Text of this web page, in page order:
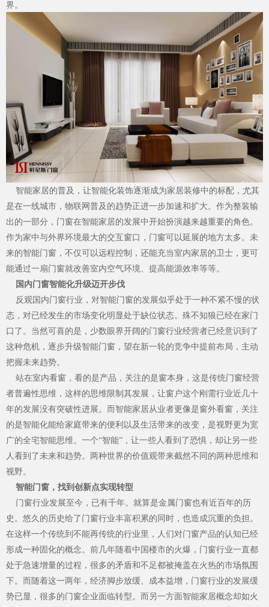
加盟投资
品质服务
品牌资讯
Hennissy海外官网
界。
智能家居的普及，让智能化装饰逐渐成为家居装修中的标配，尤其
是在一线城市，物联网普及的趋势正进一步加速和扩大。作为整装输
出的一部分，门窗在智能家居的发展中开始扮演越来越重要的角色。
作为家中与外界环境最大的交互窗口，门窗可以延展的地方太多。未
来的智能门窗，不仅可以远程控制，还能充当室内家居的卫士，更可
能通过一扇门窗就改善室内空气环境、提高能源效率等等。
国内门窗智能化升级迈开步伐
反观国内门窗行业，对智能门窗的发展似乎处于一种不紧不慢的状
态，对已经发生的市场变化明显处于缺位状态。殊不知狼已经在家门
口了。当然可喜的是，少数眼界开阔的门窗行业经营者已经意识到了
这种危机，逐步升级智能门窗，望在新一轮的竞争中提前布局，主动
把握未来趋势。
站在室内看窗，看的是产品，关注的是窗本身，这是传统门窗经营
者普遍性思维，这样的思维限制其发展，让窗户这个刚需行业近几十
年的发展没有突破性进展。而智能家居从业者更像是窗外看窗，关注
的是智能化能给家庭带来的便利以及生活带来的改变，是视野更为宽
广的全宅智能思维。一个“智能”，让一些人看到了恐惧，却让另一些
人看到了未来和趋势。两种世界的价值观带来截然不同的两种思维和
视野。
智能门窗，找到创新点实现转型
门窗行业发展至今，已有千年。就算是金属门窗也有近百年的历
史。悠久的历史给了门窗行业丰富积累的同时，也造成沉重的负担。
在这样一个传统到不能再传统的行业里，人们对门窗产品的认知已经
形成一种固化的概念。前几年随着中国楼市的火爆，门窗行业一直都
处于急速增量的过程，很多的矛盾和不足都被掩盖在火热的市场氛围
下。而随着这一两年，经济脚步放缓、成本益增，门窗行业的发展缓
势已显，很多的门窗企业面临转型。而另一方面智能家居概念却如火